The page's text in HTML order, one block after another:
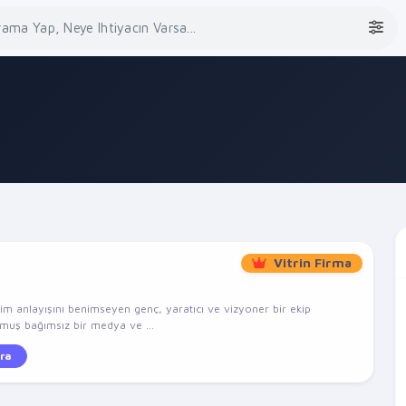
Vitrin Firma
anlayışını benimseyen genç, yaratıcı ve vizyoner bir ekip
bağımsız bir medya ve ...